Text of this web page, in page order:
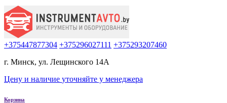
+375447877304 +375296027111 +375293207460
г. Минск, ул. Лещинского 14А
Цену и наличие уточняйте у менеджера
Корзина